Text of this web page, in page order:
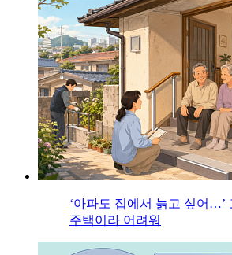
‘아파도 집에서 늙고 싶어…’
주택이라 어려워